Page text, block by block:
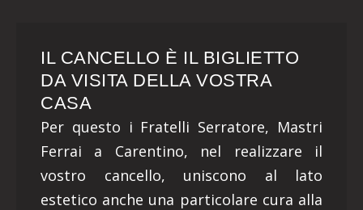
IL CANCELLO È IL BIGLIETTO
DA VISITA DELLA VOSTRA
CASA
Per questo i Fratelli Serratore, Mastri
Ferrai a Carentino, nel realizzare il
vostro cancello, uniscono al lato
estetico anche una particolare cura alla